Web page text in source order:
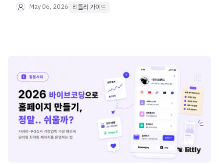
바로 찾아보세요.
May 06, 2026 리틀리 가이드